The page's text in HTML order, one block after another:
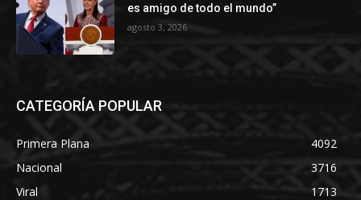
es amigo de todo el mundo”
agosto 3, 2026
CATEGORÍA POPULAR
Primera Plana
4092
Nacional
3716
Viral
1713